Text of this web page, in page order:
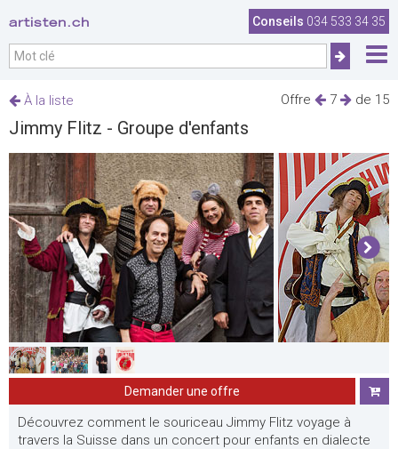
artisten.ch Conseils 034 533 34 35
Offre 7 de 15
À la liste
Jimmy Flitz - Groupe d'enfants
Demander une offre
Découvrez comment le souriceau Jimmy Flitz voyage à
travers la Suisse dans un concert pour enfants en dialecte